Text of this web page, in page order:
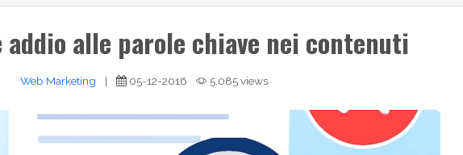
addio alle parole chiave nei contenuti
Web Marketing | 05-12-2016 5,085 views